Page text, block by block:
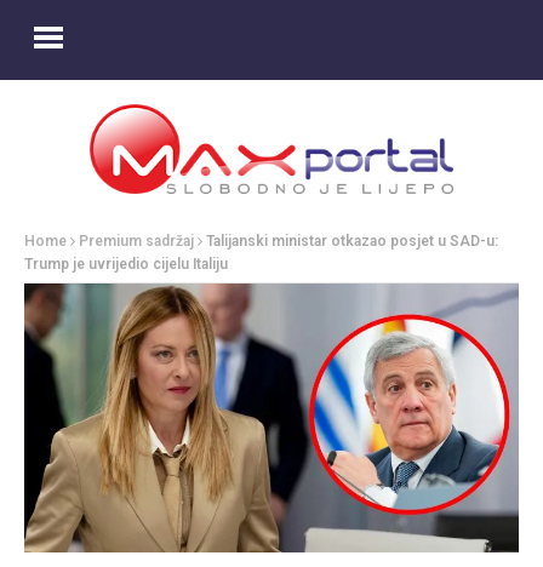
Home Premium sadržaj
Talijanski ministar otkazao posjet u SAD-u:
Trump je uvrijedio cijelu Italiju